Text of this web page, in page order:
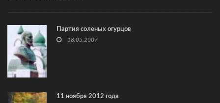
Партия соленых огурцов
18.05.2007
11 ноября 2012 года